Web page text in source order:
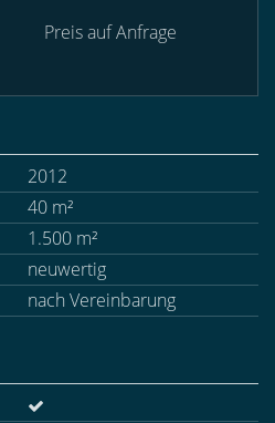
Preis auf Anfrage
2012
40 m²
1.500 m²
neuwertig
nach Vereinbarung